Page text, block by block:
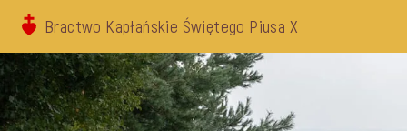
Bractwo Kapłańskie Świętego Piusa X